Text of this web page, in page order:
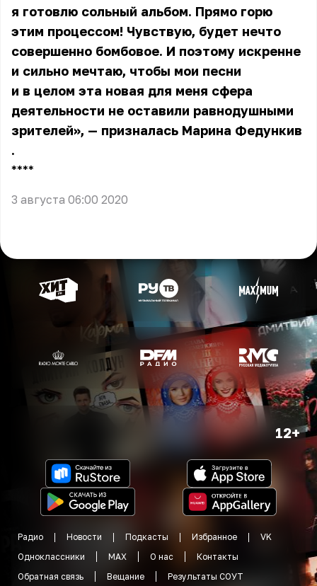
я готовлю сольный альбом. Прямо горю
этим процессом! Чувствую, будет нечто
совершенно бомбовое. И поэтому искренне
и сильно мечтаю, чтобы мои песни
и в целом эта новая для меня сфера
деятельности не оставили равнодушными
зрителей», — призналась Марина Федункив
.
** **
3 августа 06:00 2020
12+
Радио Новости Подкасты Избранное
VK
Одноклассники
MAX О нас
Контакты
Обратная связь
Вещание Результаты СОУТ